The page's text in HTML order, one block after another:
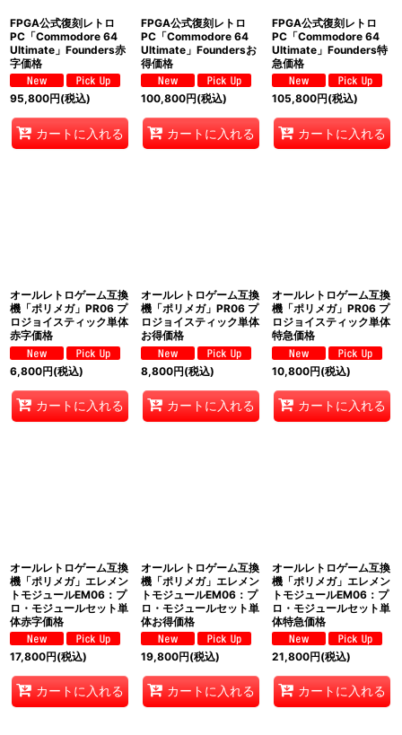
FPGA公式復刻レトロ
PC「Commodore 64
Ultimate」Founders赤
字価格
95,800円(税込)
カートに入れる
FPGA公式復刻レトロ
PC「Commodore 64
Ultimate」Foundersお
得価格
100,800円(税込)
カートに入れる
FPGA公式復刻レトロ
PC「Commodore 64
Ultimate」Founders特
急価格
105,800円(税込)
カートに入れる
オールレトロゲーム互換
機「ポリメガ」PR06 プ
ロジョイスティック単体
赤字価格
6,800円(税込)
カートに入れる
オールレトロゲーム互換
機「ポリメガ」PR06 プ
ロジョイスティック単体
お得価格
8,800円(税込)
カートに入れる
オールレトロゲーム互換
機「ポリメガ」PR06 プ
ロジョイスティック単体
特急価格
10,800円(税込)
カートに入れる
オールレトロゲーム互換
機「ポリメガ」エレメン
トモジュールEM06：プ
ロ・モジュールセット単
体赤字価格
17,800円(税込)
カートに入れる
オールレトロゲーム互換
機「ポリメガ」エレメン
トモジュールEM06：プ
ロ・モジュールセット単
体お得価格
19,800円(税込)
カートに入れる
オールレトロゲーム互換
機「ポリメガ」エレメン
トモジュールEM06：プ
ロ・モジュールセット単
体特急価格
21,800円(税込)
カートに入れる